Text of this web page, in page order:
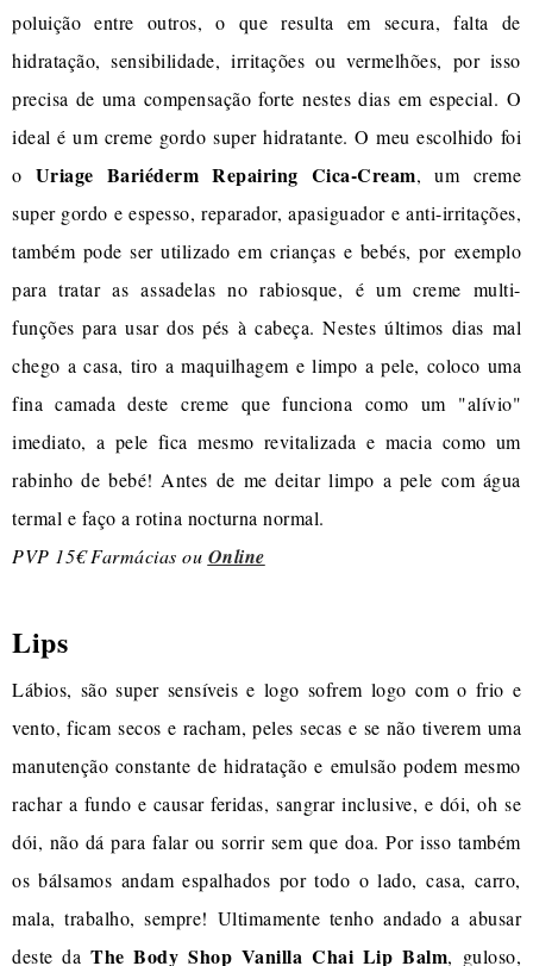
poluição entre outros, o que resulta em secura, falta de
hidratação, sensibilidade, irritações ou vermelhões, por isso
precisa de uma compensação forte nestes dias em especial. O
ideal é um creme gordo super hidratante. O meu escolhido foi
o Uriage Bariéderm Repairing Cica-Cream, um creme
super gordo e espesso, reparador, apasiguador e anti-irritações,
também pode ser utilizado em crianças e bebés, por exemplo
para tratar as assadelas no rabiosque, é um creme multi-
funções para usar dos pés à cabeça. Nestes últimos dias mal
chego a casa, tiro a maquilhagem e limpo a pele, coloco uma
fina camada deste creme que funciona como um "alívio"
imediato, a pele fica mesmo revitalizada e macia como um
rabinho de bebé! Antes de me deitar limpo a pele com água
termal e faço a rotina nocturna normal.
PVP 15€ Farmácias ou Online
Lips
Lábios, são super sensíveis e logo sofrem logo com o frio e
vento, ficam secos e racham, peles secas e se não tiverem uma
manutenção constante de hidratação e emulsão podem mesmo
rachar a fundo e causar feridas, sangrar inclusive, e dói, oh se
dói, não dá para falar ou sorrir sem que doa. Por isso também
os bálsamos andam espalhados por todo o lado, casa, carro,
mala, trabalho, sempre! Ultimamente tenho andado a abusar
deste daThe Body Shop Vanilla Chai Lip Balm, guloso,